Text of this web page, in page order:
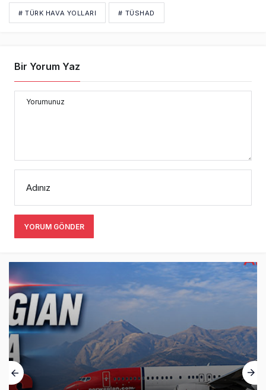
# TÜRK HAVA YOLLARI # TÜSHAD
Bir Yorum Yaz
Yorumunuz
Adınız
YORUM GÖNDER